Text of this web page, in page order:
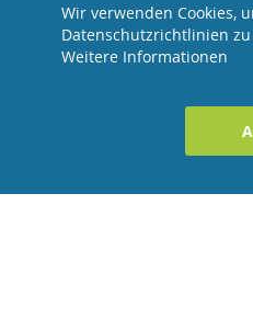
Wir verwenden Cookies,
Datenschutzrichtlinien
Weitere Informationen